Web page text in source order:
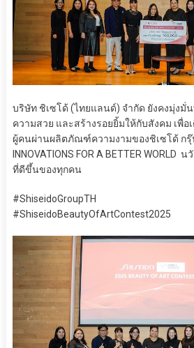
บริษัท ชิเซโด้ (ไทยแลนด์) จำกัด ยังคงมุ่งมั่
ความสวย และสร้างรอยยิ้มให้กับสังคม เพื่
ผู้คนผ่านผลิตภัณฑ์ความงามของชิเซโด้ กรุ๊
INNOVATIONS FOR A BETTER WORLD
ที่ดีขึ้นของทุกคน
#ShiseidoGroupTH
#ShiseidoBeautyOfArtContest2025